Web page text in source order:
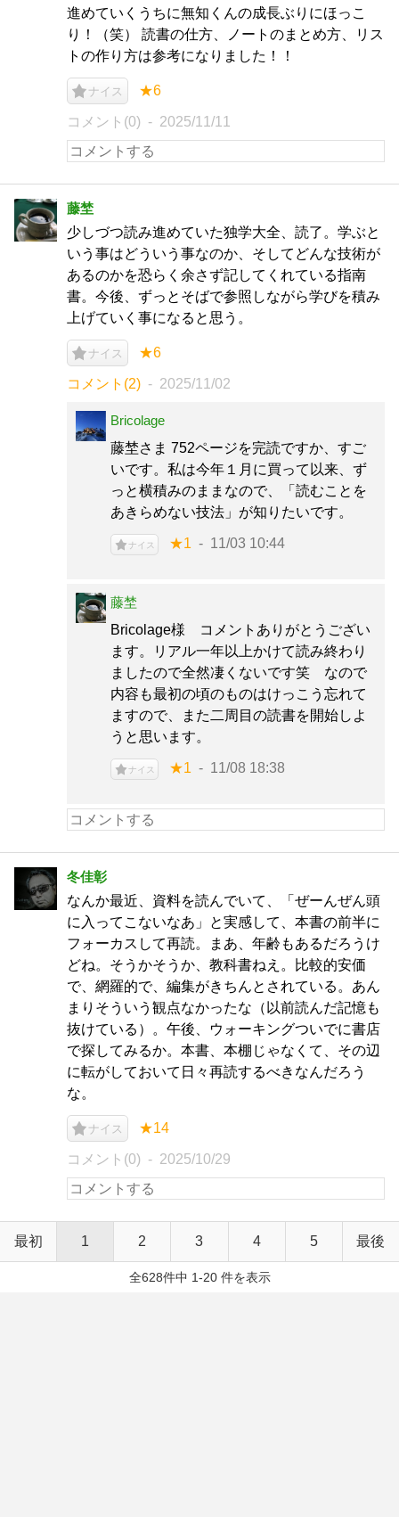
進めていくうちに無知くんの成長ぶりにほっこ
り！（笑） 読書の仕方、ノートのまとめ方、リス
トの作り方は参考になりました！！
ナイス ★6
コメント(0) 2025/11/11
藤埜
少しづつ読み進めていた独学大全、読了。学ぶと
いう事はどういう事なのか、そしてどんな技術が
あるのかを恐らく余さず記してくれている指南
書。今後、ずっとそばで参照しながら学びを積み
上げていく事になると思う。
ナイス ★6
コメント(2) 2025/11/02
Bricolage
藤埜さま 752ページを完読ですか、すご
いです。私は今年１月に買って以来、ず
っと横積みのままなので、「読むことを
あきらめない技法」が知りたいです。
ナイス ★1 11/03 10:44
藤埜
Bricolage様 コメントありがとうござい
ます。リアル一年以上かけて読み終わり
ましたので全然凄くないです笑 なので
内容も最初の頃のものはけっこう忘れて
ますので、また二周目の読書を開始しよ
うと思います。
ナイス ★1 11/08 18:38
冬佳彰
なんか最近、資料を読んでいて、「ぜーんぜん頭
に入ってこないなあ」と実感して、本書の前半に
フォーカスして再読。まあ、年齢もあるだろうけ
どね。そうかそうか、教科書ねえ。比較的安価
で、網羅的で、編集がきちんとされている。あん
まりそういう観点なかったな（以前読んだ記憶も
抜けている）。午後、ウォーキングついでに書店
で探してみるか。本書、本棚じゃなくて、その辺
に転がしておいて日々再読するべきなんだろう
な。
ナイス ★14
コメント(0) 2025/10/29
最初 1 2 3 4 5 最後
全628件中 1-20 件を表示